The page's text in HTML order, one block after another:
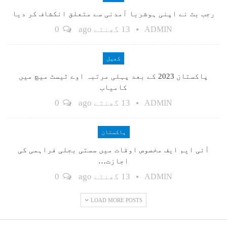
رجب بٹ نے اپنی ہوشربا آمدنی سے متعلق انکشاف کر دیا
ADMIN 13 گھنٹے ago
کھیل
پاکستان 2023 کے بعد پہلی مرتبہ اوے ٹیسٹ میچ میں
کامیاب
ADMIN 13 گھنٹے ago
پاکستان
آئی ایم ایف مخصوص اوقات میں سستی بجلی فراہمی کی
اجازت…
ADMIN 13 گھنٹے ago
LOAD MORE POSTS